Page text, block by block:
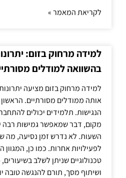
לקריאת המאמר »
למידה מרחוק בזום:
בהשוואה למודלים
למידה מרחוק בזום מציעה
אותה ממודלים מסורתיים. הראשון
הנגישות. תלמידים יכולים
מקום, דבר שמאפשר גמישות רבה
השעות. לא נדרש זמן נסיעה, מה
לפעילויות אחרות. כמו כן,
טכנולוגיים שניתן לשלב
ושיתוף מסך, תורם להנגשה טובה